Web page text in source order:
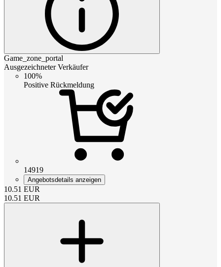
Game_zone_portal
Ausgezeichneter Verkäufer
100%
Positive Rückmeldung
14919
Angebotsdetails anzeigen
10.51 EUR
10.51 EUR